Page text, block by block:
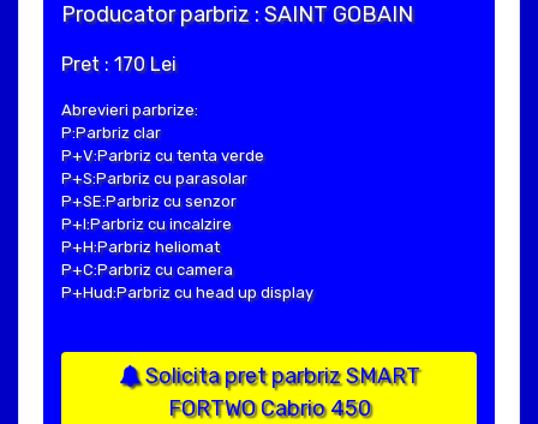
Producator parbriz : SAINT GOBAIN
Pret : 170 Lei
Abrevieri parbrize:
P:Parbriz clar
P+V:Parbriz cu tenta verde
P+S:Parbriz cu parasolar
P+SE:Parbriz cu senzor
P+I:Parbriz cu incalzire
P+H:Parbriz heliomat
P+C:Parbriz cu camera
P+Hud:Parbriz cu head up display
Solicita pret parbriz SMART
FORTWO Cabrio 450